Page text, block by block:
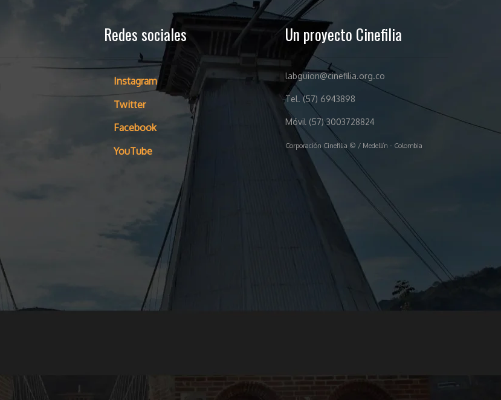
Redes sociales
Instagram
Twitter
Facebook
YouTube
Un proyecto Cinefilia
labguion@cinefilia.org.co
Tel. (57) 6943898
Móvil (57) 3003728824
Corporación Cinefilia © / Medellín - Colombia